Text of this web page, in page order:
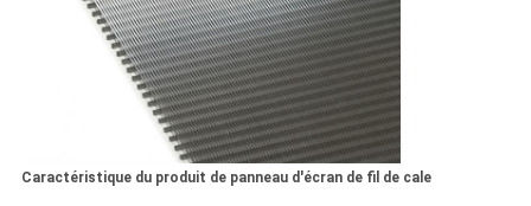
Caractéristique du produit de panneau d'écran de fil de cale